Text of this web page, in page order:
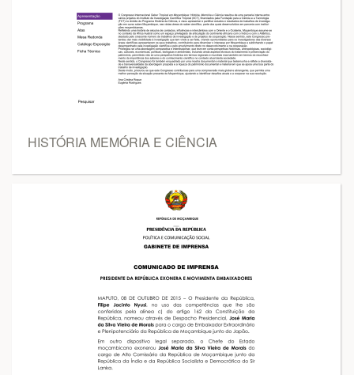
HISTÓRIA MEMÓRIA E CIÊNCIA